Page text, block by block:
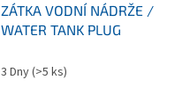
ZÁTKA VODNÍ NÁDRŽE /
WATER TANK PLUG
3 Dny(>5 ks)